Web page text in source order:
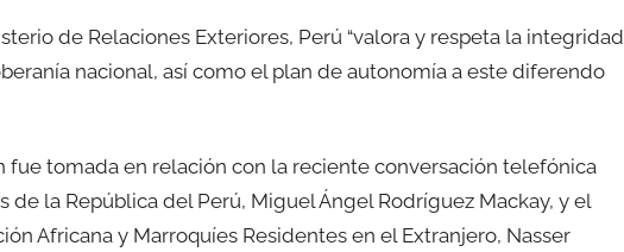
de Relaciones Exteriores, Perú “valora y respeta la integridad
nacional, así como el plan de autonomía a este diferendo
fue tomada en relación con la reciente conversación telefónica
la República del Perú, Miguel Ángel Rodríguez Mackay, y el
Africana y Marroquíes Residentes en el Extranjero, Nasser